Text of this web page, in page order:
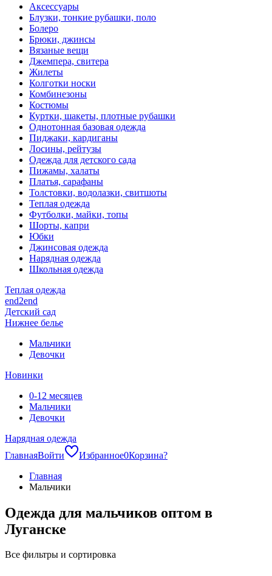
Аксессуары
Блузки, тонкие рубашки, поло
Болеро
Брюки, джинсы
Вязаные вещи
Джемпера, свитера
Жилеты
Колготки носки
Комбинезоны
Костюмы
Куртки, шакеты, плотные рубашки
Однотонная базовая одежда
Пиджаки, кардиганы
Лосины, рейтузы
Одежда для детского сада
Пижамы, халаты
Платья, сарафаны
Толстовки, водолазки, свитшоты
Теплая одежда
Футболки, майки, топы
Шорты, капри
Юбки
Джинсовая одежда
Нарядная одежда
Школьная одежда
Теплая одежда
end2end
Детский сад
Нижнее белье
Мальчики
Девочки
Новинки
0-12 месяцев
Мальчики
Девочки
Нарядная одежда
ГлавнаяВойти Избранное0Корзина?
Главная
Мальчики
Одежда для мальчиков оптом в
Луганске
Все фильтры и сортировка